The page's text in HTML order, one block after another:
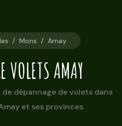
/ Mons / Amay
VOLETS AMAY
dépannage de volets dans
et ses provinces.